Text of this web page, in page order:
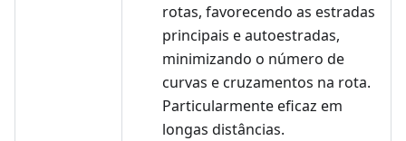
rotas, favorecendo as estradas
principais e autoestradas,
minimizando o número de
curvas e cruzamentos na rota.
Particularmente eficaz em
longas distâncias.